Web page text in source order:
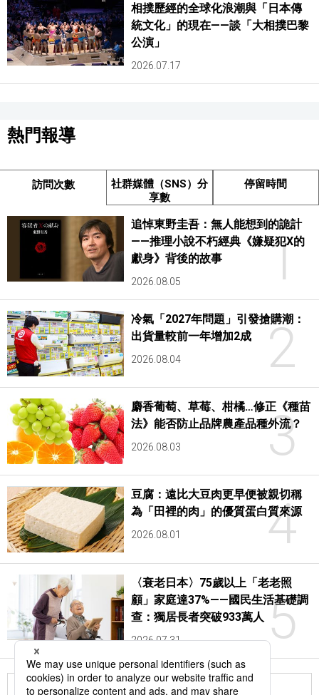
相撲歷經的全球化浪潮與「日本傳
統文化」的現在——談「大相撲巴黎
公演」
2026.07.17
熱門報導
訪問次數
社群媒體（SNS）分
享數
停留時間
1
追悼東野圭吾：無人能想到的詭計
——推理小說不朽經典《嫌疑犯X的
獻身》背後的故事
2026.08.05
2
冷氣「2027年問題」引發搶購潮：
出貨量較前一年增加2成
2026.08.04
3
麝香葡萄、草莓、柑橘…修正《種苗
法》能否防止品牌農產品種外流？
2026.08.03
4
豆腐：遠比大豆肉更早便被親切稱
為「田裡的肉」的優質蛋白質來源
2026.08.01
5
〈衰老日本〉75歲以上「老老照
顧」家庭達37%——國民生活基礎調
查：獨居長者突破933萬人
2026.07.31
更多